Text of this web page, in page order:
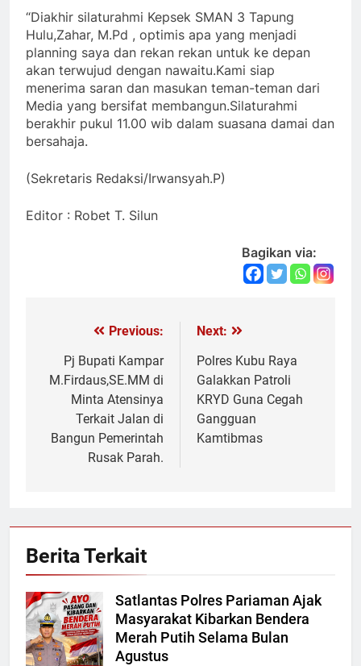
“Diakhir silaturahmi Kepsek SMAN 3 Tapung
Hulu,Zahar, M.Pd , optimis apa yang menjadi
planning saya dan rekan rekan untuk ke depan
akan terwujud dengan nawaitu.Kami siap
menerima saran dan masukan teman-teman dari
Media yang bersifat membangun.Silaturahmi
berakhir pukul 11.00 wib dalam suasana damai dan
bersahaja.
(Sekretaris Redaksi/Irwansyah.P)
Editor : Robet T. Silun
Bagikan via:
Navigasi
pos
Previous:
Pj Bupati Kampar
M.Firdaus,SE.MM di
Minta Atensinya
Terkait Jalan di
Bangun Pemerintah
Rusak Parah.
Next:
Polres Kubu Raya
Galakkan Patroli
KRYD Guna Cegah
Gangguan
Kamtibmas
Berita Terkait
Satlantas Polres Pariaman Ajak
Masyarakat Kibarkan Bendera
Merah Putih Selama Bulan
Agustus